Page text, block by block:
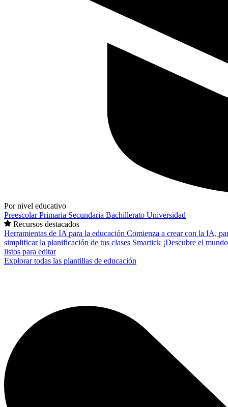
Por nivel educativo
PreescolarPrimaria Secundaria Bachillerato Universidad
Recursos destacados
Herramientas de IA para la educación Comienza a crear con la IA,
simplificar la planificación de tus clases Smartick ¡Descubre el
listos para editar
Explorar todas las plantillas de educación